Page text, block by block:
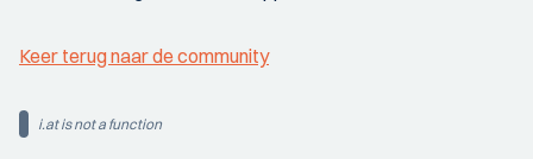
Keer terug naar de community
i.at is not a function